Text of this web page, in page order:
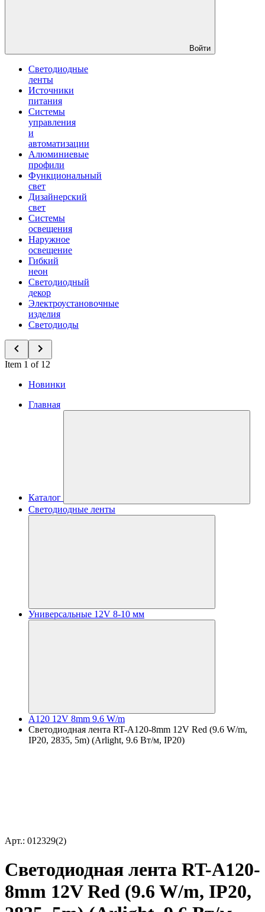
Войти
Светодиодные
ленты
Источники
питания
Системы
управления
и
автоматизации
Алюминиевые
профили
Функциональный
свет
Дизайнерский
свет
Системы
освещения
Наружное
освещение
Гибкий
неон
Светодиодный
декор
Электроустановочные
изделия
Светодиоды
Item 1 of 12
Новинки
Главная
Каталог
Светодиодные ленты
Универсальные 12V 8-10 мм
A120 12V 8mm 9.6 W/m
Светодиодная лента RT-A120-8mm 12V Red (9.6 W/m,
IP20, 2835, 5m) (Arlight, 9.6 Вт/м, IP20)
Арт.: 012329(2)
Светодиодная лента RT-A120-
8mm 12V Red (9.6 W/m, IP20,